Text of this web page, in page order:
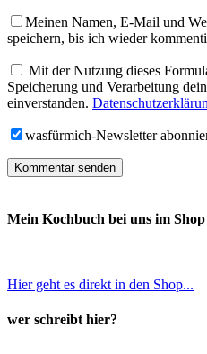
Meinen Namen, E-Mail und
speichern, bis ich wieder
Mit der Nutzung dieses
Speicherung und Verarbeitung
einverstanden.
wasfürmich-Newsletter
Mein Kochbuch bei uns im Shop
Hier geht es direkt in den Shop...
wer schreibt hier?